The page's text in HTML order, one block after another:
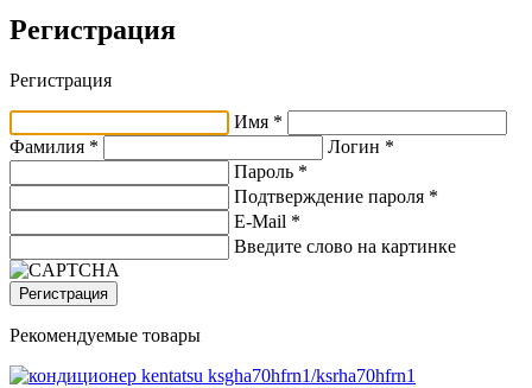
Регистрация
Регистрация
Имя *
Фамилия *
Логин *
Пароль *
Подтверждение пароля *
E-Mail *
Введите слово на картинке
Регистрация
Рекомендуемые товары